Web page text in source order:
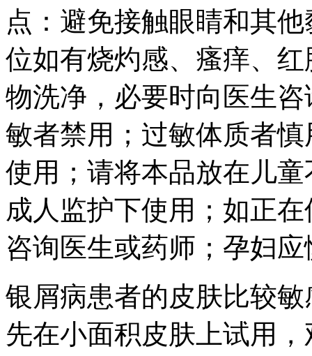
点：避免接触眼睛和其
位如有烧灼感、瘙痒、
物洗净，必要时向医生
敏者禁用；过敏体质者
使用；请将本品放在儿
成人监护下使用；如正
咨询医生或药师；孕妇
银屑病患者的皮肤比较
先在小面积皮肤上试用